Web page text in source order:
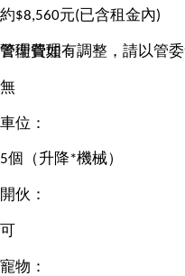
約$8,560元(已含租金內)
管理費如有調整，請以管
警衛管理：
無
車位：
5個（升降*機械）
開伙：
可
寵物：